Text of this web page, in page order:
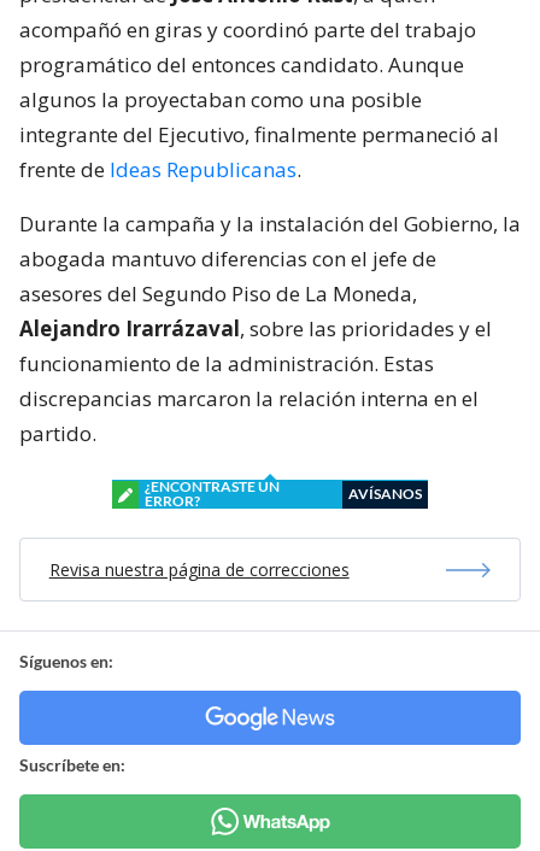
acompañó en giras y coordinó parte del trabajo
programático del entonces candidato. Aunque
algunos la proyectaban como una posible
integrante del Ejecutivo, finalmente permaneció al
frente de Ideas Republicanas.
Durante la campaña y la instalación del Gobierno, la
abogada mantuvo diferencias con el jefe de
asesores del Segundo Piso de La Moneda,
Alejandro Irarrázaval, sobre las prioridades y el
funcionamiento de la administración. Estas
discrepancias marcaron la relación interna en el
partido.
¿ENCONTRASTE UN
ERROR?
AVÍSANOS
Revisa nuestra página de correcciones
Síguenos en:
Suscríbete en: